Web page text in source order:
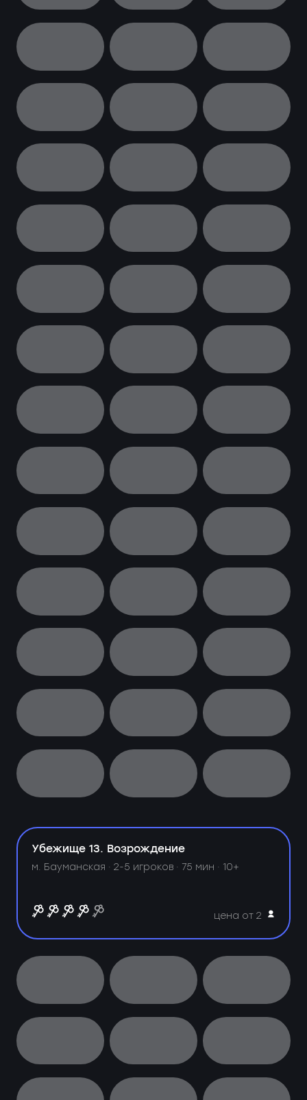
Убежище 13. Возрождение
м. Бауманская ·2-5 игроков · 75 мин · 10+
цена от 2